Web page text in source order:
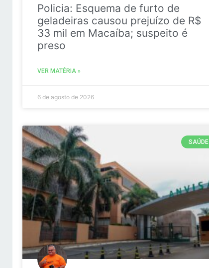
Policia: Esquema de furto de
geladeiras causou prejuízo de R$
33 mil em Macaíba; suspeito é
preso
VER MATÉRIA »
6 de agosto de 2026
SAÚDE